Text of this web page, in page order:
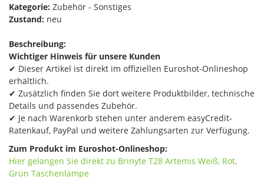
Kategorie: Zubehör - Sonstiges
Zustand: neu
Beschreibung:
Wichtiger Hinweis für unsere Kunden
✔ Dieser Artikel ist direkt im offiziellen Euroshot-Onlineshop
erhältlich.
✔ Zusätzlich finden Sie dort weitere Produktbilder, technische
Details und passendes Zubehör.
✔ Je nach Warenkorb stehen unter anderem easyCredit-
Ratenkauf, PayPal und weitere Zahlungsarten zur Verfügung.
Zum Produkt im Euroshot-Onlineshop:
Hier gelangen Sie direkt zu Brinyte T28 Artemis​ Weiß, Rot,
Grün Taschenlampe